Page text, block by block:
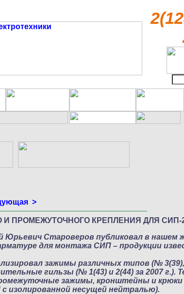
>
ПРОМЕЖУТОЧНОГО КРЕПЛЕНИЯ ДЛЯ СИП-
Юрьевич Староверов публиковал в нашем
для монтажа СИП – продукции
зажимы различных типов (№ 3(39),
гильзы (№ 1(43) и 2(44) за 2007 г.).
зажимы, кронштейны и крюки
изолированной несущей нейтралью).